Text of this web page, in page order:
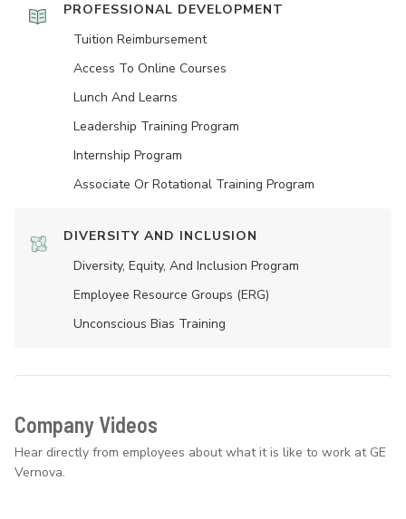
PROFESSIONAL DEVELOPMENT
Tuition Reimbursement
Access To Online Courses
Lunch And Learns
Leadership Training Program
Internship Program
Associate Or Rotational Training Program
DIVERSITY AND INCLUSION
Diversity, Equity, And Inclusion Program
Employee Resource Groups (ERG)
Unconscious Bias Training
Company Videos
Hear directly from employees about what it is like to work at GE
Vernova.